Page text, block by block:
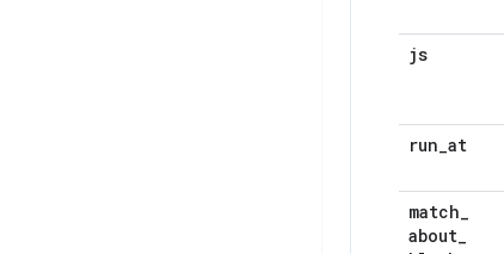
js
run_at
match_
about_